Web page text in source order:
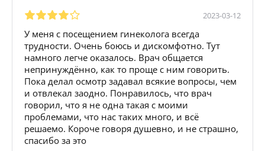
2023-03-12
У меня с посещением гинеколога всегда
трудности. Очень боюсь и дискомфотно. Тут
намного легче оказалось. Врач общается
непринуждённо, как то проще с ним говорить.
Пока делал осмотр задавал всякие вопросы, чем
и отвлекал заодно. Понравилось, что врач
говорил, что я не одна такая с моими
проблемами, что нас таких много, и всё
решаемо. Короче говоря душевно, и не страшно,
спасибо за это